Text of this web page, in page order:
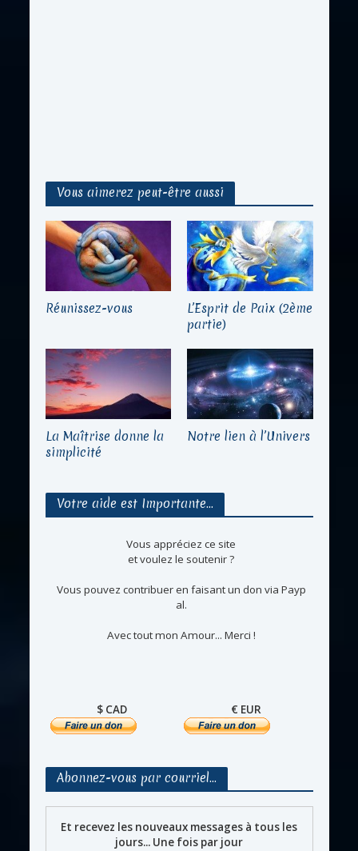
Vous aimerez peut-être aussi
Réunissez-vous
L’Esprit de Paix (2ème
partie)
La Maîtrise donne la
simplicité
Notre lien à l’Univers
Votre aide est Importante…
Vous appréciez ce site
et voulez le soutenir ?
Vous pouvez contribuer en faisant un don via Payp
al.
Avec tout mon Amour... Merci !
$ CAD € EUR
Abonnez-vous par courriel…
Et recevez les nouveaux messages à tous les
jours... Une fois par jour